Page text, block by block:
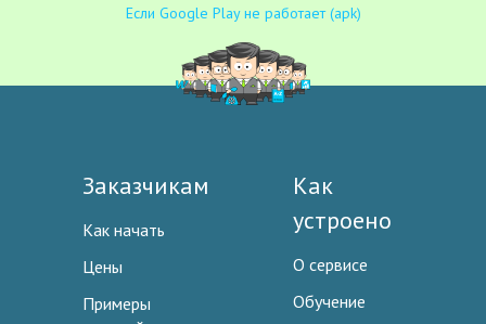
Если Google Play не работает (apk)
Заказчикам
Как начать
Цены
Примеры
Как
устроено
О сервисе
Обучение